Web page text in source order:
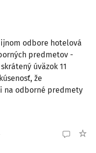
odbore hotelová
predmetov -
úväzok 11
že
na odborné predmety